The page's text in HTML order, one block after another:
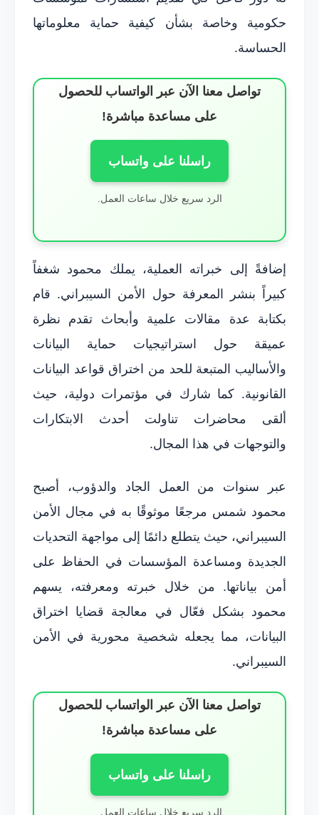
حكومية وخاصة بشأن كيفية حماية معلوماتها
الحساسة.
تواصل معنا الآن عبر الواتساب للحصول
على مساعدة مباشرة!
راسلنا على واتساب
الرد سريع خلال ساعات العمل.
إضافةً إلى خبراته العملية، يملك محمود شغفاً
كبيراً بنشر المعرفة حول الأمن السيبراني. قام
بكتابة عدة مقالات علمية وأبحاث تقدم نظرة
عميقة حول استراتيجيات حماية البيانات
والأساليب المتبعة للحد من اختراق قواعد البيانات
القانونية. كما شارك في مؤتمرات دولية، حيث
ألقى محاضرات تناولت أحدث الابتكارات
والتوجهات في هذا المجال.
عبر سنوات من العمل الجاد والدؤوب، أصبح
محمود شمس مرجعًا موثوقًا به في مجال الأمن
السيبراني، حيث يتطلع دائمًا إلى مواجهة التحديات
الجديدة ومساعدة المؤسسات في الحفاظ على
أمن بياناتها. من خلال خبرته ومعرفته، يسهم
محمود بشكل فعّال في معالجة قضايا اختراق
البيانات، مما يجعله شخصية محورية في الأمن
السيبراني.
تواصل معنا الآن عبر الواتساب للحصول
على مساعدة مباشرة!
راسلنا على واتساب
الرد سريع خلال ساعات العمل.